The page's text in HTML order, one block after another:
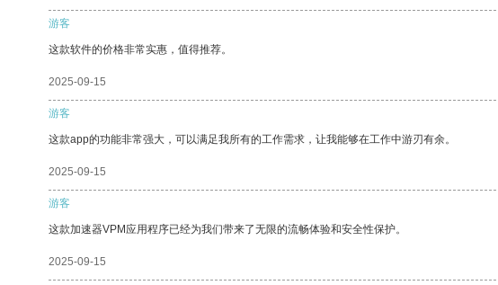
游客
这款软件的价格非常实惠，值得推荐。
2025-09-15
游客
这款app的功能非常强大，可以满足我所有的工作需求，让我能够在工作中游刃有余。
2025-09-15
游客
这款加速器VPM应用程序已经为我们带来了无限的流畅体验和安全性保护。
2025-09-15